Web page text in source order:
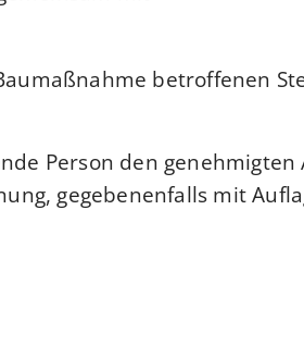
betroffenen
Person den genehmigten
gegebenenfalls mit